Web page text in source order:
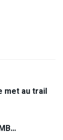
met au trail